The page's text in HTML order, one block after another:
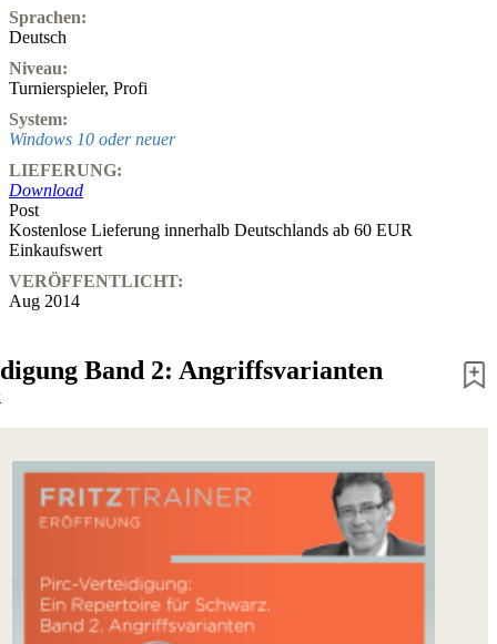
Sprachen:
Deutsch
Niveau:
Turnierspieler, Profi
System:
Windows 10 oder neuer
LIEFERUNG:
Download
Post
Kostenlose Lieferung innerhalb Deutschlands ab 60 EUR
Einkaufswert
VERÖFFENTLICHT:
Aug 2014
Band 2: Angriffsvarianten